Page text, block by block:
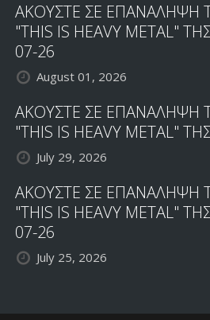
ΑΚΟΥΣΤΕ ΣΕ
"THIS IS HEAVY METAL"
07-26
August 01, 2026
ΑΚΟΥΣΤΕ ΣΕ
"THIS IS HEAVY METAL"
July 29, 2026
ΑΚΟΥΣΤΕ ΣΕ
"THIS IS HEAVY METAL"
07-26
July 25, 2026